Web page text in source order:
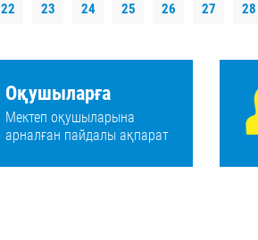
22 23 24 25 26 27 28
Оқушыларға
Мектеп оқушыларына
арналған пайдалы ақпарат